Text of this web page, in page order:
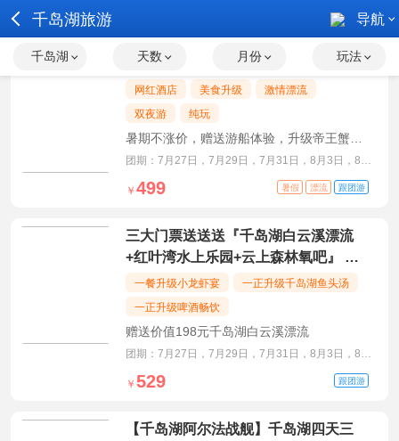
千岛湖旅游 导航
【住进浙江舰】千岛湖避暑三日游
网红酒店 美食升级
激情漂流
双夜游
纯玩
暑期不涨价，赠送游船体验，升级帝王蟹宴
与鱼头宴
团期：7月27日，7月29日，7月31日，8月3日，8月
5日，8月7日
暑假 漂流 跟团游
￥ 499
三大门票送送送『千岛湖白云溪漂流
+红叶湾水上乐园+云上森林氧吧』 升
级小龙虾宴+鱼头宴+啤酒畅饮、2晚商
务酒店纯玩三日游
一餐升级小龙虾宴
一正升级千岛湖鱼头汤
一正升级啤酒畅饮
赠送价值198元千岛湖白云溪漂流
团期：7月27日，7月29日，7月31日，8月3日，8月
5日，8月7日
跟团游
￥ 529
【千岛湖阿尔法战舰】千岛湖四天三
千岛湖 天数 月份 玩法